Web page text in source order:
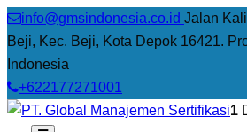
info@gmsindonesia.co.id Jalan
Beji, Kec. Beji, Kota Depok 16421.
Indonesia
+622177271001
1